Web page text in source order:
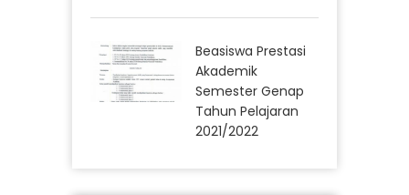
Beasiswa Prestasi
Akademik
Semester Genap
Tahun Pelajaran
2021/2022